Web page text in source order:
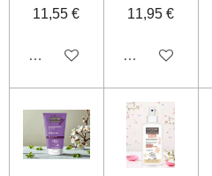
11,55 €
Désactivé
11,95 €
Désactivé